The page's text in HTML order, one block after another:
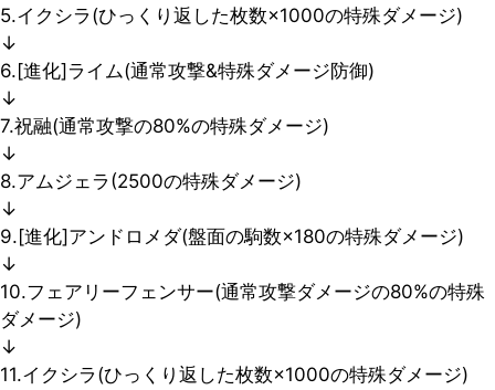
5.イクシラ(ひっくり返した枚数×1000の特殊ダメージ)
↓
6.[進化]ライム(通常攻撃&特殊ダメージ防御)
↓
7.祝融(通常攻撃の80%の特殊ダメージ)
↓
8.アムジェラ(2500の特殊ダメージ)
↓
9.[進化]アンドロメダ(盤面の駒数×180の特殊ダメージ)
↓
10.フェアリーフェンサー(通常攻撃ダメージの80%の特殊
ダメージ)
↓
11.イクシラ(ひっくり返した枚数×1000の特殊ダメージ)